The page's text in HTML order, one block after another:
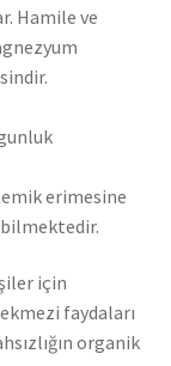
Hamile ve
erimesine
için
faydaları
organik